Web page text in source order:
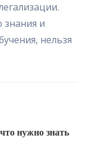
знания и
нельзя
нужно знать